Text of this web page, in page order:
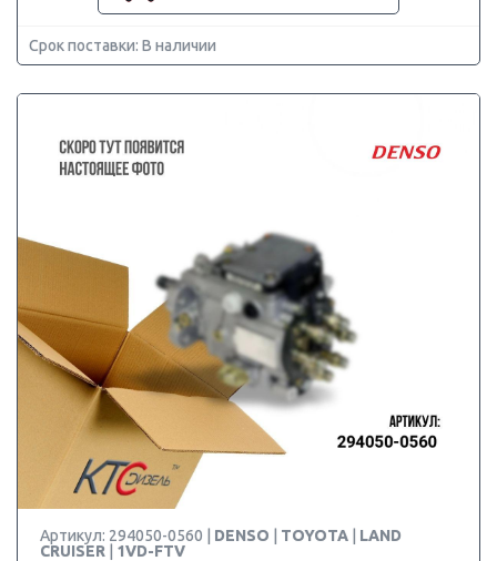
Срок поставки: В наличии
Артикул: 294050-0560 | DENSO TOYOTA
LAND
CRUISER
1VD-FTV